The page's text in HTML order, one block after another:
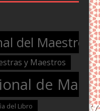
del Maestro
y Maestros
de
del Libro